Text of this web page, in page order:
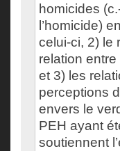
homicides
l’homicide)
celui-ci, 2) le
relation
et 3) les
perceptions
envers le
PEH ayant
soutiennent